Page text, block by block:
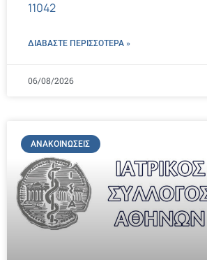
11042
ΔΙΑΒΑΣΤΕ ΠΕΡΙΣΣΌΤΕΡΑ »
06/08/2026
ΑΝΑΚΟΙΝΏΣΕΙΣ